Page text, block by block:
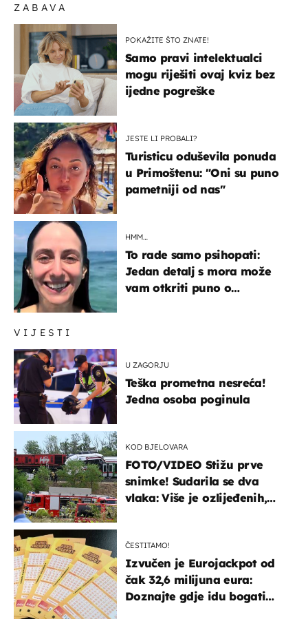
VIJESTI
U ZAGORJU
Teška prometna nesreća!
Jedna osoba poginula
KOD BJELOVARA
FOTO/VIDEO Stižu prve
snimke! Sudarila se dva
vlaka: Više je ozlijeđenih,
ČESTITAMO!
Izvučen je Eurojackpot od
čak 32,6 milijuna eura:
Doznajte gdje idu bogati
ZABAVA
POKAŽITE ŠTO ZNATE!
Samo pravi intelektualci
mogu riješiti ovaj kviz bez
ijedne pogreške
JESTE LI PROBALI?
Turisticu oduševila ponuda
u Primoštenu: "Oni su puno
pametniji od nas"
HMM…
To rade samo psihopati:
Jedan detalj s mora može
vam otkriti puno o